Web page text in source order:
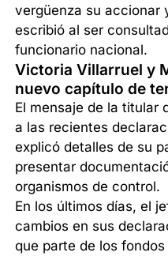
vergüenza su accionar
escribió al ser
funcionario nacional.
Victoria Villarruel y
nuevo capítulo de
El mensaje de la titular
a las recientes
explicó detalles de su
presentar
organismos de control.
En los últimos días, el
cambios en sus
que parte de los